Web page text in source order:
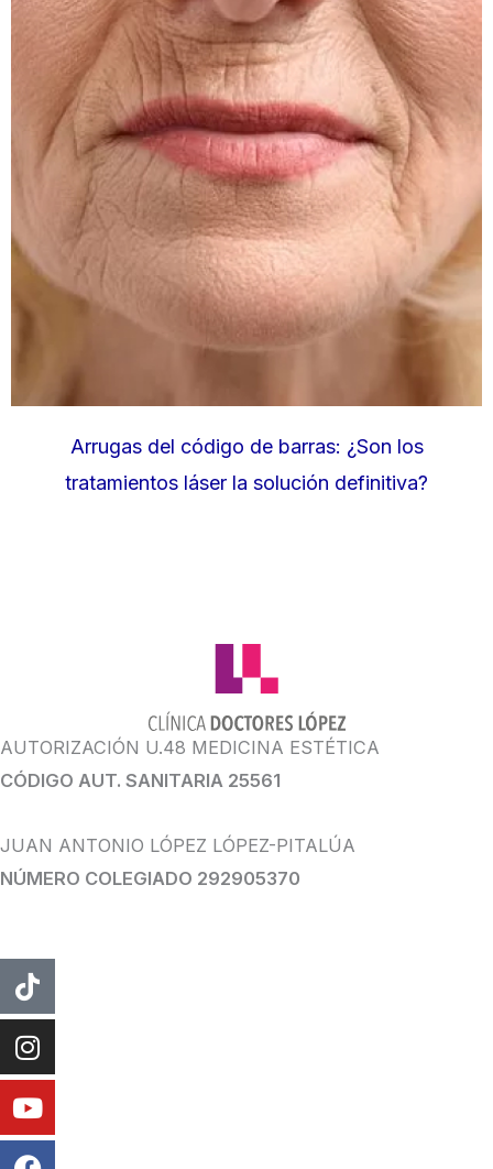
Arrugas del código de barras: ¿Son los
tratamientos láser la solución definitiva?
AUTORIZACIÓN U.48 MEDICINA ESTÉTICA
CÓDIGO AUT. SANITARIA 25561
JUAN ANTONIO LÓPEZ LÓPEZ-PITALÚA
NÚMERO COLEGIADO 292905370
Tiktok
Instagram
Youtube
Facebook
Whatsapp